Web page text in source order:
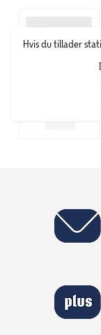
Hvis du tillader